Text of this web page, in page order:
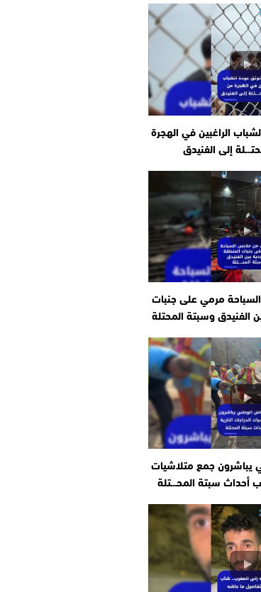
الراغبين في الهجرة
إلى الفنيدق
مرمي على جنبات
الفنيدق وسبتة المحتلة
يباشرون جمع متلاشيات
أحداث سبتة المحـ.ـتلة